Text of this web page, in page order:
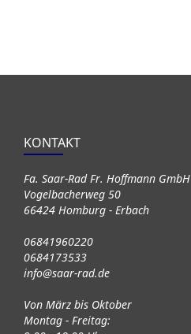
KONTAKT
Fa. Saar-Rad Fr. Hoffmann GmbH
Vogelbacherweg 50
66424 Homburg - Erbach
06841960220
0684173533
info@saar-rad.de
Von März bis Oktober
Montag - Freitag: